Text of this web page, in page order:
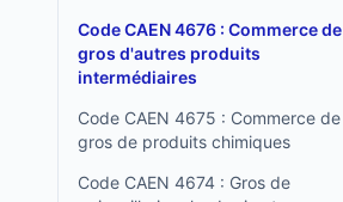
Code CAEN 4676 : Commerce de
gros d'autres produits
intermédiaires
Code CAEN 4675 : Commerce de
gros de produits chimiques
Code CAEN 4674 : Gros de